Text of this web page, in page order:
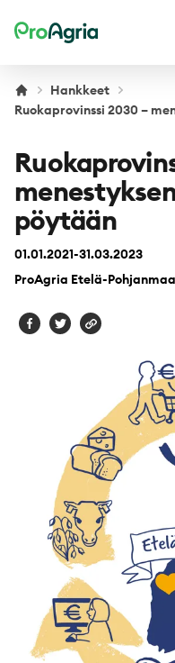
ProAgria
Hankkeet
Ruokaprovinssi 2030 –
pöytään
01.01.2021-31.03.2023
ProAgria Etelä-Pohjanmaa